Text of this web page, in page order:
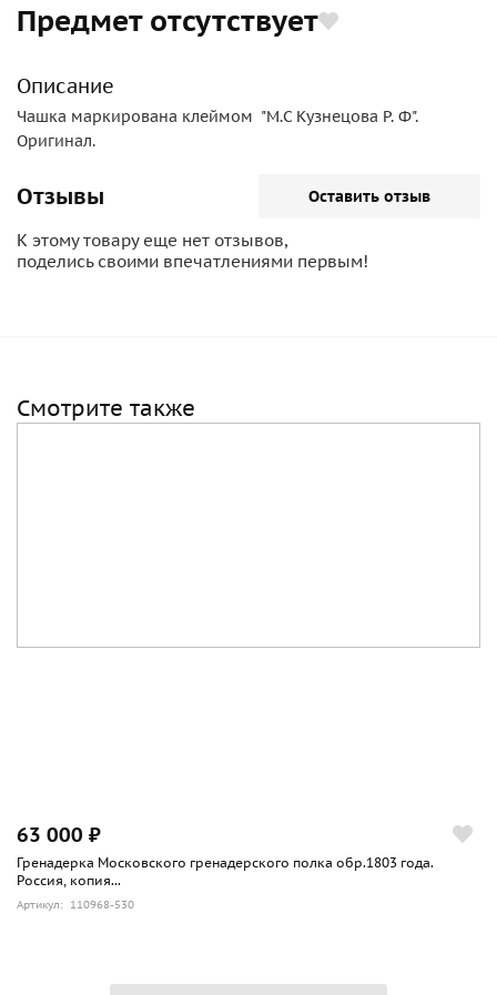
Предмет отсутствует
Описание
Чашка маркирована клеймом "M.C Кузнецова Р. Ф".
Оригинал.
Отзывы Оставить отзыв
К этому товару еще нет отзывов,
поделись своими впечатлениями первым!
Смотрите также
63 000 ₽
Гренадерка Московского гренадерского полка обр.1803 года.
Россия, копия...
Артикул: 110968-530